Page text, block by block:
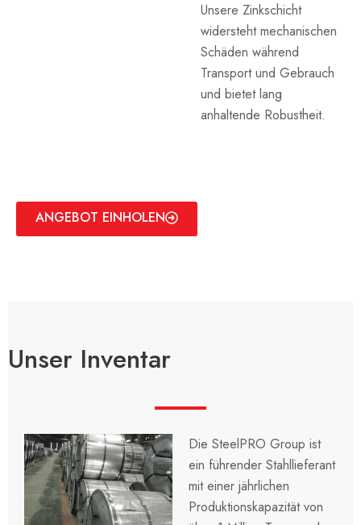
Unsere Zinkschicht
widersteht mechanischen
Schäden während
Transport und Gebrauch
und bietet lang
anhaltende Robustheit.
ANGEBOT EINHOLEN
Unser Inventar
Die SteelPRO Group ist
ein führender Stahllieferant
mit einer jährlichen
Produktionskapazität von